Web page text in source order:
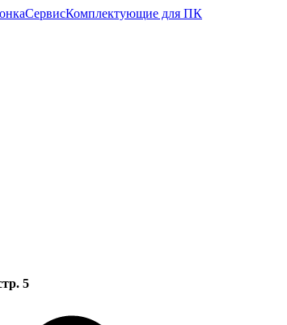
СервисКомплектующие для ПК
5